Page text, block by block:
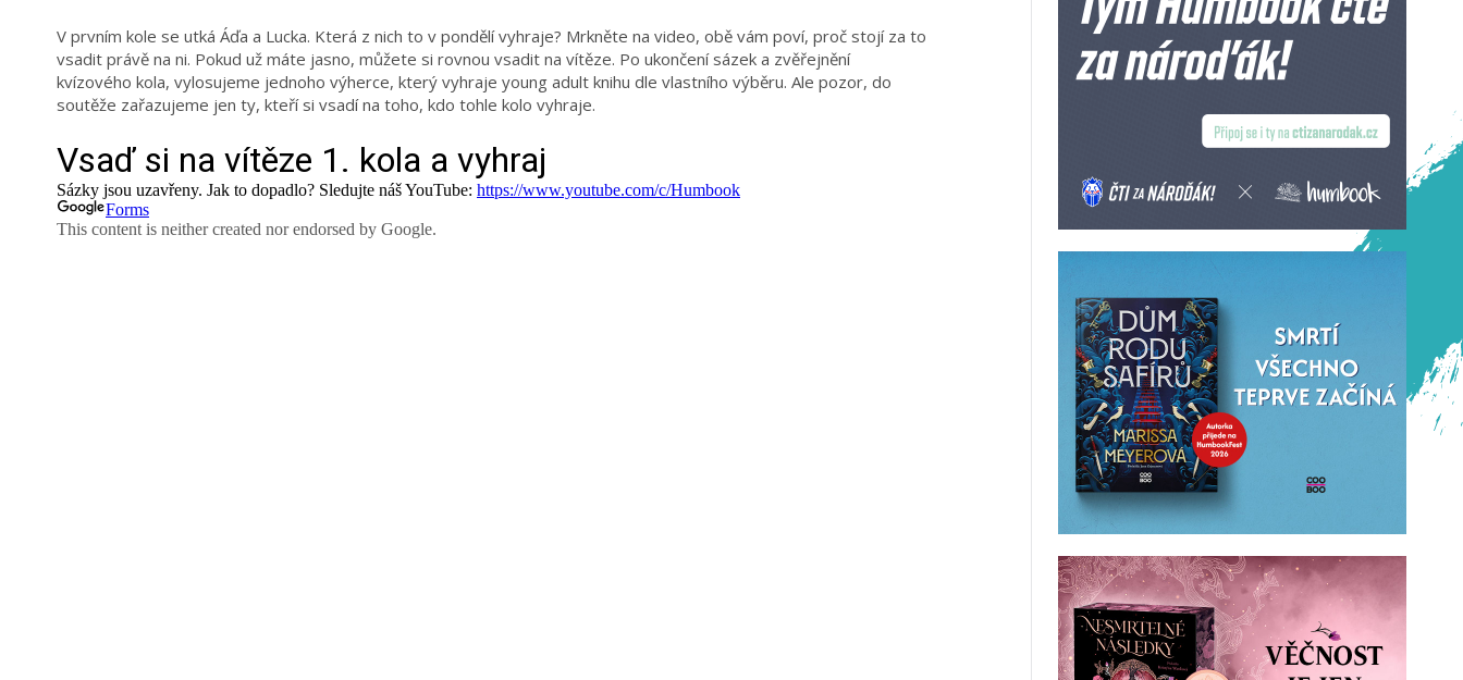
V prvním kole se utká Áďa a Lucka. Která z nich to v pondělí vyhraje? Mrkněte na video, obě vám poví, proč stojí za to
vsadit právě na ni. Pokud už máte jasno, můžete si rovnou vsadit na vítěze. Po ukončení sázek a zvěřejnění
kvízového kola, vylosujeme jednoho výherce, který vyhraje young adult knihu dle vlastního výběru. Ale pozor, do
soutěže zařazujeme jen ty, kteří si vsadí na toho, kdo tohle kolo vyhraje.